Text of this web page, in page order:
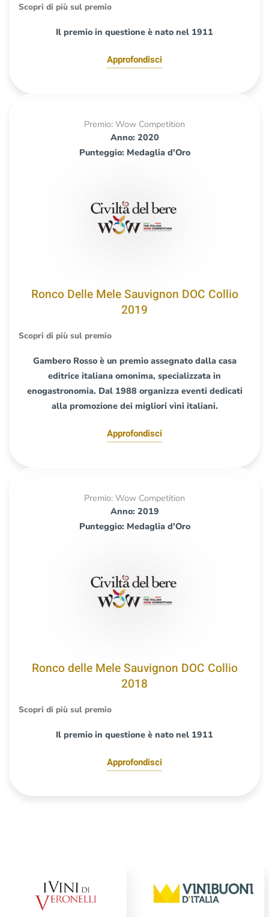
Scopri di più sul premio
Il premio in questione è nato nel 1911
Approfondisci
Premio: Wow Competition
Anno: 2020
Punteggio: Medaglia d'Oro
Ronco Delle Mele Sauvignon DOC Collio
2019
Scopri di più sul premio
Gambero Rosso è un premio assegnato dalla casa
editrice italiana omonima, specializzata in
enogastronomia. Dal 1988 organizza eventi dedicati
alla promozione dei migliori vini italiani.
Approfondisci
Premio: Wow Competition
Anno: 2019
Punteggio: Medaglia d'Oro
Ronco delle Mele Sauvignon DOC Collio
2018
Scopri di più sul premio
Il premio in questione è nato nel 1911
Approfondisci